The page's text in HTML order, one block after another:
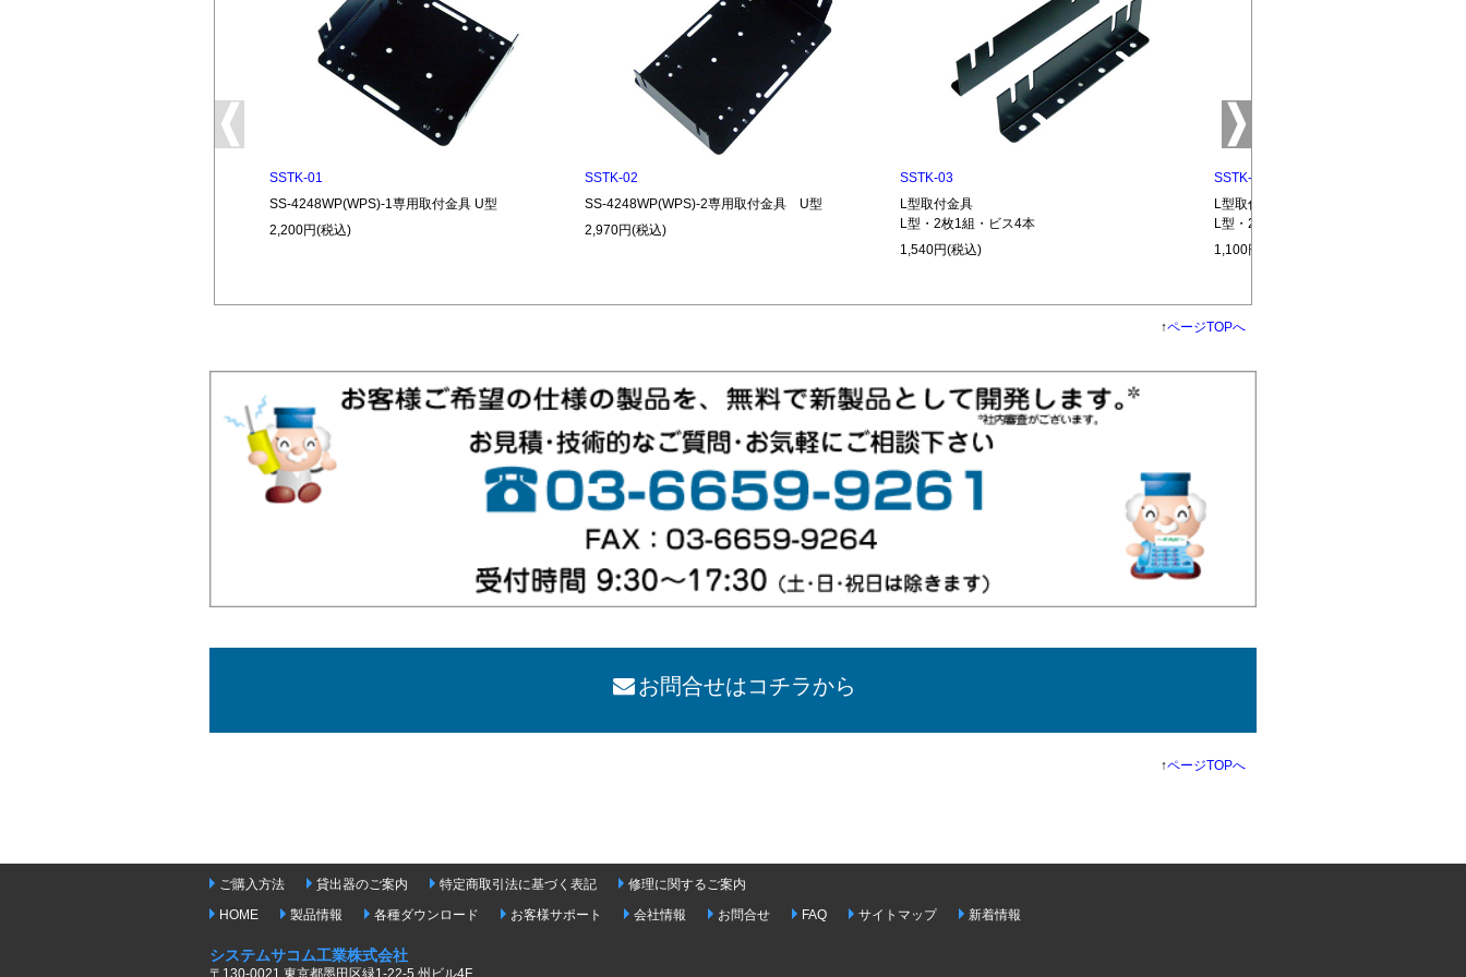
SSTK-01
SS-4248WP(WPS)-1専用取付金具 U型
2,200円(税込)
SSTK-02
SS-4248WP(WPS)-2専用取付金具 U型
2,970円(税込)
SSTK-03
L型取付金具
L型・2枚1組・ビス4本
1,540円(税込)
SSTK-03S
L型取付金具(ステンレス仕様)
L型・2枚1組・ビス4本
1,100円(税込)
↑ページTOPへ
お問合せはコチラから
↑ページTOPへ
ご購入方法 貸出器のご案内 特定商取引法に基づく表記
修理に関するご案内
HOME
製品情報 各種ダウンロード お客様サポート 会社情報 お問合せ FAQ サイトマップ 新着情報
システムサコム工業株式会社